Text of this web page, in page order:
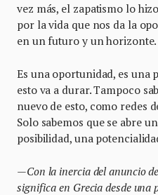
vez más, el zapatismo lo
por la vida que nos da la
en un futuro y un horizonte.
Es una oportunidad, es una
esto va a durar. Tampoco
nuevo de esto, como redes
Solo sabemos que se abre
posibilidad, una
—Con la inercia del anuncio
significa en Grecia desde una